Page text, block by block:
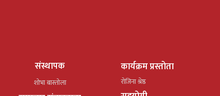
संस्थापक
शोभा बास्तोला
कार्यक्रम प्रस्तोता
रोजिना श्रेष्ठ